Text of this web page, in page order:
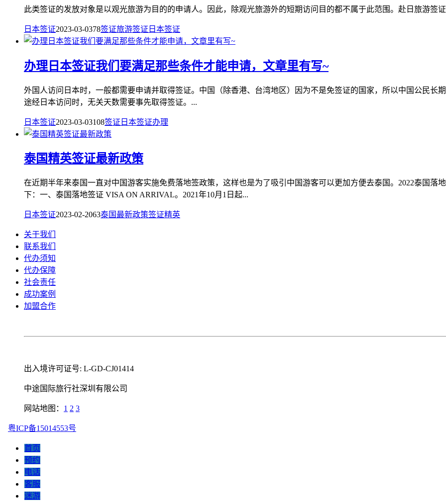
此类签证的发放对象是以观光旅游为目的的申请人。因此，除观光旅游外的短期访问目的都不属于此范围。赴日旅游签
日本签证2023-03-0378签证旅游签证 日本签证
办理日本签证我们要满足那些条件才能申请，文章里有写~
外国人访问日本时，一般都需要申请并取得签证。中国（除香港、台湾地区）因为不是免签证的国家，所以中国公民长
途经日本访问时，无关天数需要事先取得签证。...
日本签证2023-03-03108签证 日本签证办理
泰国精英签证最新政策
在近期半年来泰国一直对中国游客实施免费落地签政策，这样也是为了吸引中国游客可以更加方便去泰国。2022泰国落
下：一、泰国落地签证 VISA ON ARRIVAL。2021年10月1日起...
日本签证2023-02-2063泰国最新政策签证精英
关于我们
联系我们
代办须知
代办保障
社会责任
成功案例
加盟合作
出入境许可证号: L-GD-CJ01414
中途国际旅行社深圳有限公司
网站地图： 1 2 3
粤ICP备15014553号
首页
预约
电话
客服
迷游